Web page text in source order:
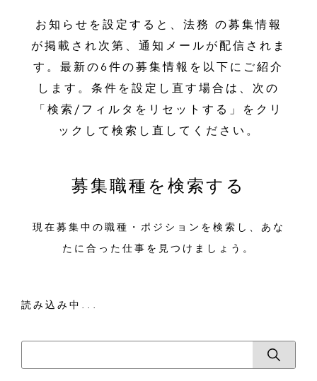
お知らせを設定すると、法務 の募集情報
が掲載され次第、通知メールが配信されま
す。最新の6件の募集情報を以下にご紹介
します。条件を設定し直す場合は、次の
「検索/フィルタをリセットする」をクリ
ックして検索し直してください。
募集職種を検索する
現在募集中の職種・ポジションを検索し、あな
たに合った仕事を見つけましょう。
読み込み中...